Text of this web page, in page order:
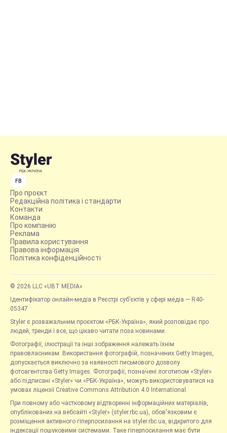
FB
Про проєкт
Редакційна політика і стандарти
Контакти
Команда
Про компанію
Реклама
Правила користування
Правова інформація
Політика конфіденційності
© 2026 LLC «UBT MEDIA»
Ідентифікатор онлайн-медіа в Реєстрі суб’єктів у сфері медіа — R40-
05347
Styler є розважальним проєктом «РБК-Україна», який розповідає про
людей, тренди і все, що цікаво читати поза новинами.
Фотографії, ілюстрації та інші зображення належать їхнім
правовласникам. Використання фотографій, позначених Getty Images,
допускається виключно за наявності письмового дозволу
фотоагентства Getty Images. Фотографії, позначені логотипом «Styler»
або підписані «Styler» чи «РБК-Україна», можуть використовуватися на
умовах ліцензії Creative Commons Attribution 4.0 International.
При повному або частковому відтворенні інформаційних матеріалів,
опублікованих на вебсайті «Styler» (styler.rbc.ua), обов'язковим є
розміщення активного гіперпосилання на styler.rbc.ua, відкритого для
індексації пошуковими системами. Таке гіперпосилання має бути